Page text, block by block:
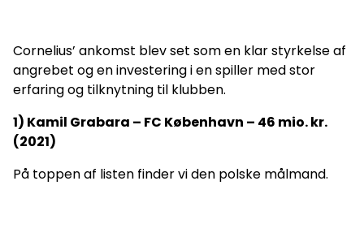
Cornelius’ ankomst blev set som en klar styrkelse af
angrebet og en investering i en spiller med stor
erfaring og tilknytning til klubben.
1) Kamil Grabara – FC København – 46 mio. kr.
(2021)
På toppen af listen finder vi den polske målmand.